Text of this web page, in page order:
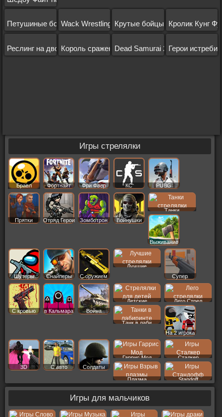
Петушиные боиWack Wrestling Challenge
Крутые бойцы Кролик Кунг Фу
Реслинг на двоихКороль сраженийDead Samurai 2 Герои
Игры стрелялки
Бравл
Старс
Фортнайт Фри Фаер КС PUBG
Прятки Отряд Герои Зомботрон Войнушки
Танки
Выживание
Шутеры Снайперы С оружием
Лучшие
Супер
С кровью в Кальмара Война
Детские Лего Стрел
Танк в лаби
На 2 игрока
3D С авто Солдаты
Гаррис Мод Сталкер
Плазма Standoff
Игры для мальчиков